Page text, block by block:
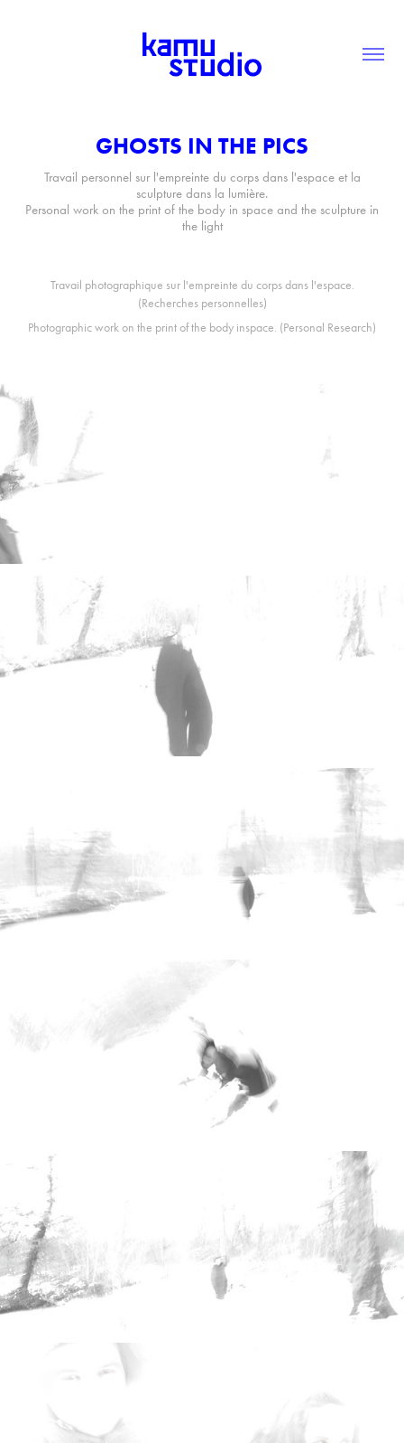
GHOSTS IN THE PICS
Travail personnel sur l'empreinte du corps dans l'espace et la
sculpture dans la lumière.
Personal work on the print of the body in space and the sculpture in
the light
Travail photographique sur l'empreinte du corps dans l'espace.
(Recherches personnelles)
Photographic work on the print of the body inspace. (Personal Research)